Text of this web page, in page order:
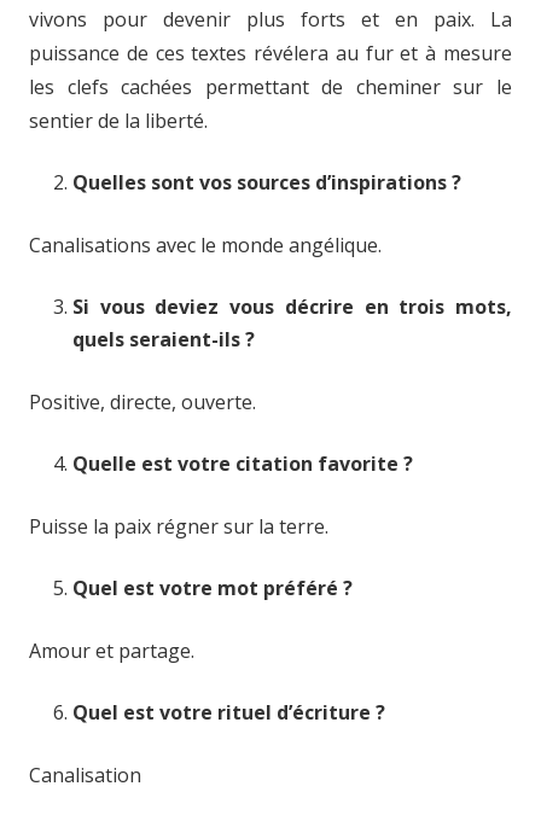
vivons pour devenir plus forts et en paix. La
puissance de ces textes révélera au fur et à mesure
les clefs cachées permettant de cheminer sur le
sentier de la liberté.
Quelles sont vos sources d’inspirations ?
Canalisations avec le monde angélique.
Si vous deviez vous décrire en trois mots,
quels seraient-ils ?
Positive, directe, ouverte.
Quelle est votre citation favorite ?
Puisse la paix régner sur la terre.
Quel est votre mot préféré ?
Amour et partage.
Quel est votre rituel d’écriture ?
Canalisation